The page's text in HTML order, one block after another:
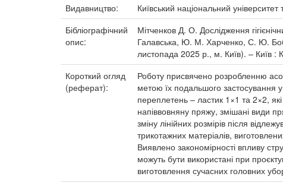
Видавництво:
Київський національний університет
Бібліографічний
опис:
Мітченков Д. О. Дослідження
Галавська, Ю. М. Харченко, С. Ю.
листопада 2025 р., м. Київ). – Київ
Короткий огляд
(реферат):
Роботу присвячено розробленню
метою їх подальшого застосування
переплетень – ластик 1×1 та 2×2,
напіввовняну пряжу, змішані види
зміну лінійних розмірів після
трикотажних матеріалів,
Виявлено закономірності впливу
можуть бути використані при
виготовлення сучасних головних